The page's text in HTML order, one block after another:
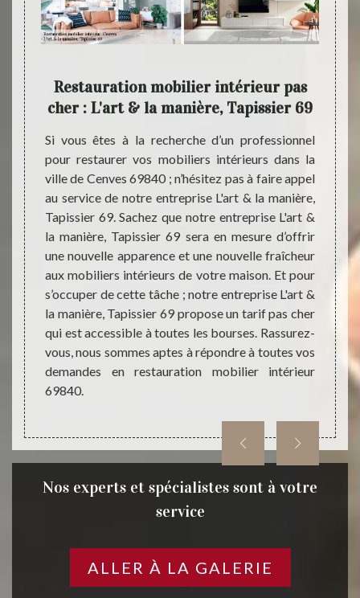
à
vos
tant
69
l’art.
& la
vos
Restauration mobilier intérieur pas
cher : L'art & la manière, Tapissier 69
Si vous êtes à la recherche d’un professionnel
pour restaurer vos mobiliers intérieurs dans la
ville de Cenves 69840 ; n’hésitez pas à faire appel
au service de notre entreprise L'art & la manière,
Tapissier 69. Sachez que notre entreprise L'art &
la manière, Tapissier 69 sera en mesure d’offrir
une nouvelle apparence et une nouvelle fraîcheur
aux mobiliers intérieurs de votre maison. Et pour
s’occuper de cette tâche ; notre entreprise L'art &
la manière, Tapissier 69 propose un tarif pas cher
qui est accessible à toutes les bourses. Rassurez-
vous, nous sommes aptes à répondre à toutes vos
demandes en restauration mobilier intérieur
69840.
les
vos
des
Nos experts et spécialistes sont à votre
service
ALLER À LA GALERIE